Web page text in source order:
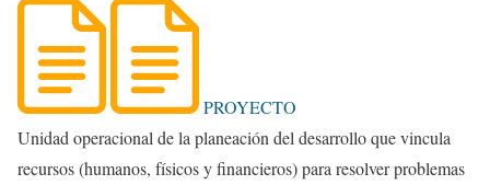
PROYECTO
Unidad operacional de la planeación del desarrollo que vincula
recursos (humanos, físicos y financieros) para resolver problemas